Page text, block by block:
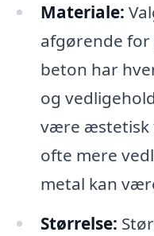
Materiale:
afgørende
beton har
og
være æstetisk
ofte mere
metal kan
Størrelse: